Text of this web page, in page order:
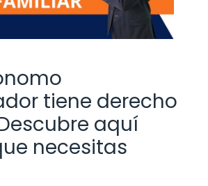
tiene derecho
aquí
necesitas